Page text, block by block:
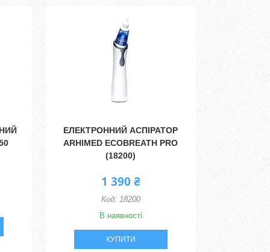
ЕЛЕКТРОННИЙ АСПІРАТОР
ARHIMED ECOBREATH PRO
(18200)
1 390 ₴
18200
В наявності
КУПИТИ